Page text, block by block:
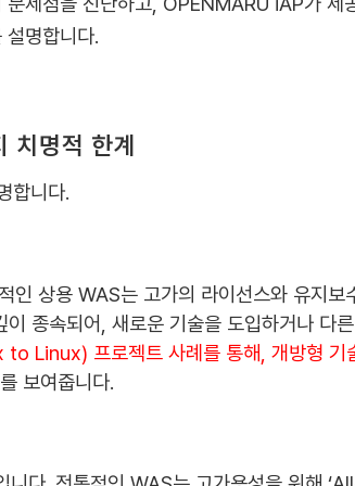
명합니다.
치명적 한계
합니다.
상용 WAS는 고가의 라이선스와 유지보
종속되어, 새로운 기술을 도입하거나 다
Linux) 프로젝트 사례를 통해, 개방형 기
를 보여줍니다.